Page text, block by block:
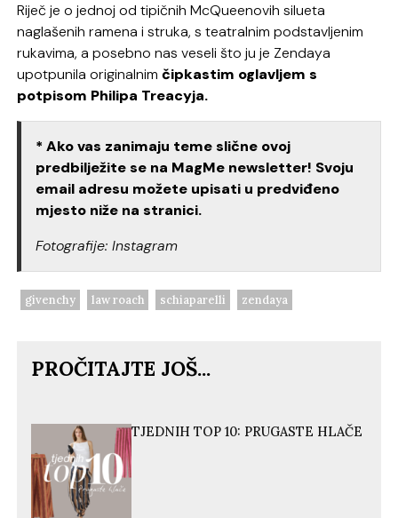
Riječ je o jednoj od tipičnih McQueenovih silueta
naglašenih ramena i struka, s teatralnim podstavljenim
rukavima, a posebno nas veseli što ju je Zendaya
upotpunila originalnimčipkastim oglavljem s
potpisom Philipa Treacyja.
* Ako vas zanimaju teme slične ovoj
predbilježite se na MagMe newsletter! Svoju
email adresu možete upisati u predviđeno
mjesto niže na stranici.
Fotografije: Instagram
givenchy law roach schiaparelli zendaya
PROČITAJTE JOŠ...
TJEDNIH TOP 10: PRUGASTE HLAČE